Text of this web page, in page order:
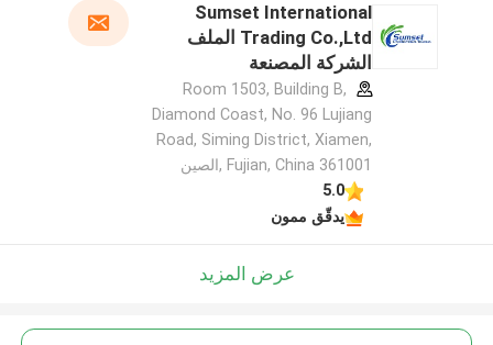
Sumset International
Trading Co.,Ltd الملف
الشركة المصنعة
Room 1503, Building B,
Diamond Coast, No. 96 Lujiang
Road, Siming District, Xiamen,
Fujian, China 361001 ,الصين
5.0
يدقّق ممون
عرض المزيد